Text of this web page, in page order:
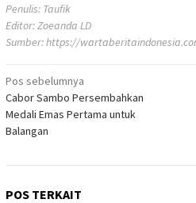
Penulis: Taufik
Editor: Zoeanda LD
Sumber:https://
Navigasi
pos
Pos sebelumnya
Cabor Sambo Persembahkan
Medali Emas Pertama untuk
Balangan
POS TERKAIT